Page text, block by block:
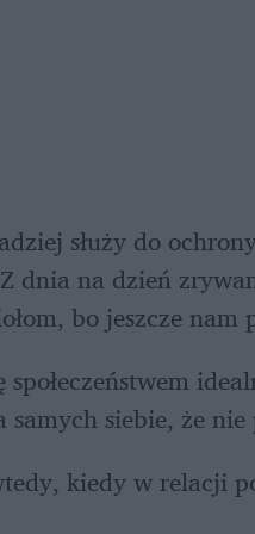
służy do
dnia na dzień
bo jeszcze nam
siebie, że
kiedy w relacji